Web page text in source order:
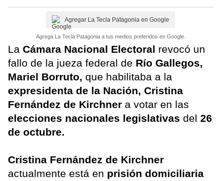
Agregar La Tecla Patagonia en Google
Agrega La Tecla Patagonia a tus medios preferidos en Google.
La Cámara Nacional Electoral revocó un
fallo de la jueza federal de Río Gallegos,
Mariel Borruto, que habilitaba a la
expresidenta de la Nación, Cristina
Fernández de Kirchner a votar en las
elecciones nacionales legislativas del 26
de octubre.
Cristina Fernández de Kirchner
actualmente está en prisión domiciliaria